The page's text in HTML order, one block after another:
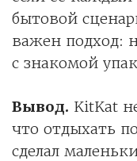
бытовой
важен подход:
с знакомой
Вывод. KitKat
что отдыхать
сделал